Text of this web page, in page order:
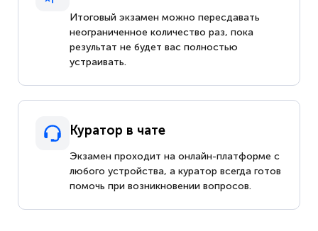
Итоговый экзамен можно пересдавать
неограниченное количество раз, пока
результат не будет вас полностью
устраивать.
Куратор в чате
Экзамен проходит на онлайн-платформе с
любого устройства, а куратор всегда готов
помочь при возникновении вопросов.